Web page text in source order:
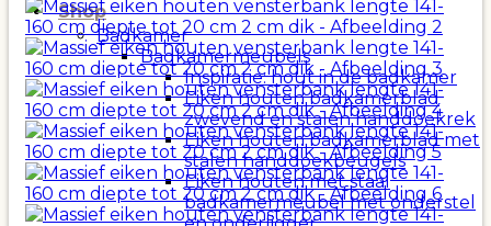
Shop
Badkamer
Badkamermeubels
Inspiratie: hout in de badkamer
Eiken houten badkamerblad
zwevend en stalen handdoekrek
Eiken houten badkamerblad met
stalen handdoekbeugels
Eiken houten met staal
badkamermeubel met onderstel